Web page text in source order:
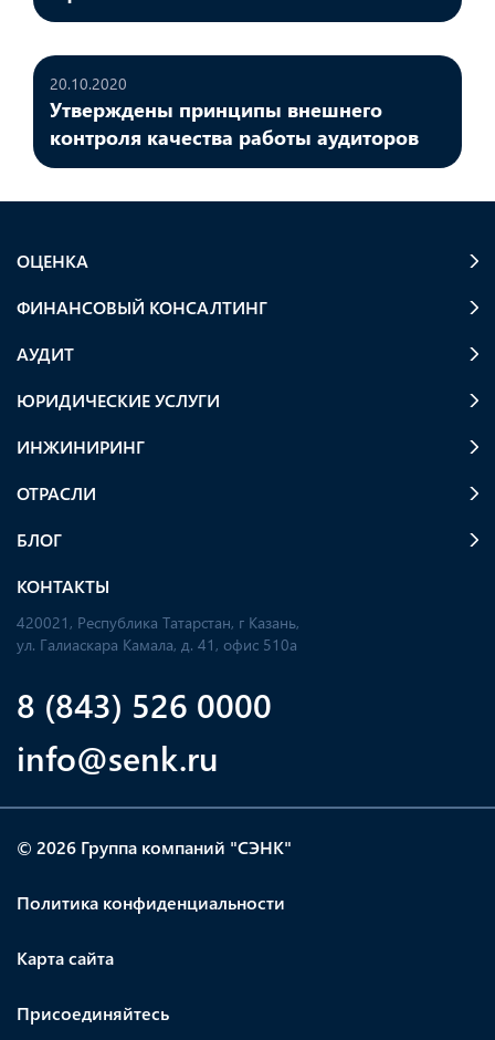
20.10.2020
Утверждены принципы внешнего
контроля качества работы аудиторов
ОЦЕНКА
ФИНАНСОВЫЙ КОНСАЛТИНГ
АУДИТ
ЮРИДИЧЕСКИЕ УСЛУГИ
ИНЖИНИРИНГ
ОТРАСЛИ
БЛОГ
КОНТАКТЫ
420021, Республика Татарстан, г Казань,
ул. Галиаскара Камала, д. 41, офис 510а
8 (843) 526 0000
info@senk.ru
© 2026 Группа компаний "СЭНК"
Политика конфиденциальности
Карта сайта
Присоединяйтесь